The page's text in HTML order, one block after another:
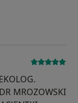
zostało usunięte
MROZOWSKI